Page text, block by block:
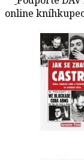
online